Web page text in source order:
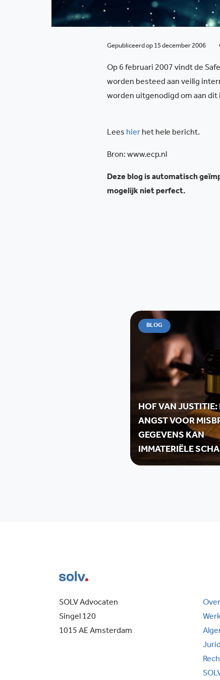
Gepubliceerd op 15 december 2006
Op 6 februari 2007 vindt de
worden besteed aan veilig
worden uitgenodigd om aan
Lees hier het hele bericht.
Bron: www.ecp.nl
Deze blog is automatisch
mogelijk niet perfect.
BLOG
HOF VAN JUSTITIE:
ANGST VOOR
GEGEVENS KAN
IMMATERIËLE
SOLV Advocaten
Singel 120
1015 AE Amsterdam